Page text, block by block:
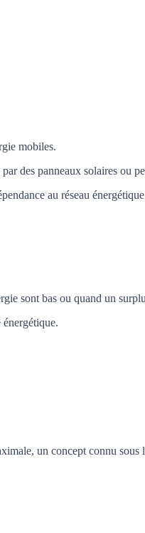
mobiles.
des panneaux solaires ou
au réseau
sont bas ou quand un
un concept connu